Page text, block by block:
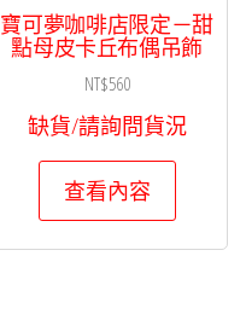
寶可夢咖啡店限定－甜
點母皮卡丘布偶吊飾
NT$560
缺貨/請詢問貨況
查看內容